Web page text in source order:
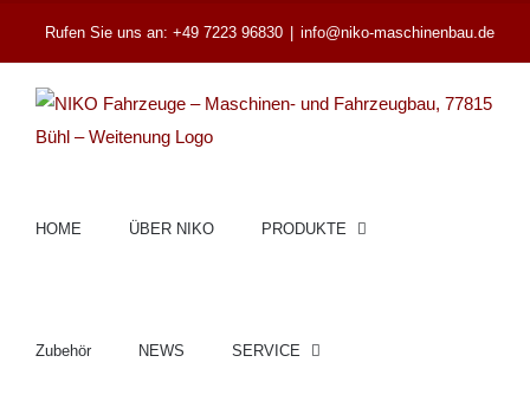
Rufen Sie uns an: +49 7223 96830 info@niko-maschinenbau.de
HOME ÜBER NIKO PRODUKTE
Zubehör NEWS SERVICE